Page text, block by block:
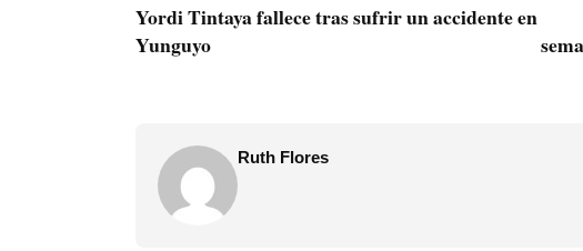
Yordi Tintaya fallece tras sufrir un accidente en
Yunguyo
Ruth Flores